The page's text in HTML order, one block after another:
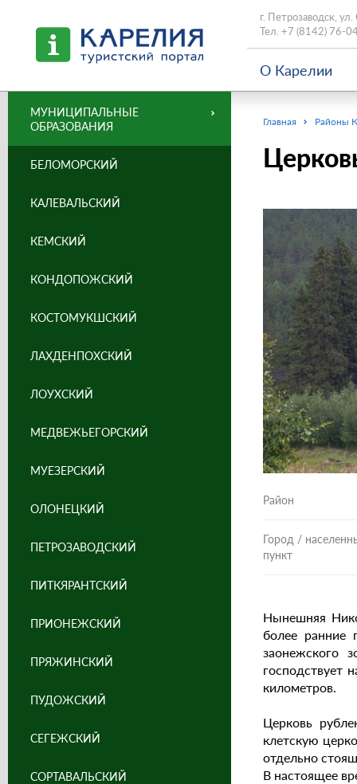
г. Петрозаводск,
Тел. +7 (8142) 76-
О Карелии
Главная Районы
Район
Город /
пункт
Нынешняя
более ранние
заонежского
господствует
километров.
Церковь
клетскую
отдельно
В настоящее
МУНИЦИПАЛЬНЫЕ
ОБРАЗОВАНИЯ
БЕЛОМОРСКИЙ
КАЛЕВАЛЬСКИЙ
КЕМСКИЙ
КОНДОПОЖСКИЙ
КОСТОМУКШСКИЙ
ЛАХДЕНПОХСКИЙ
ЛОУХСКИЙ
МЕДВЕЖЬЕГОРСКИЙ
МУЕЗЕРСКИЙ
ОЛОНЕЦКИЙ
ПЕТРОЗАВОДСКИЙ
ПИТКЯРАНТСКИЙ
ПРИОНЕЖСКИЙ
ПРЯЖИНСКИЙ
ПУДОЖСКИЙ
СЕГЕЖСКИЙ
СОРТАВАЛЬСКИЙ